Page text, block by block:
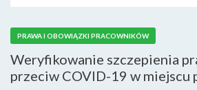
PRAWA I OBOWIĄZKI PRACOWNIKÓW
Weryfikowanie szczepienia
przeciw COVID-19 w miejscu